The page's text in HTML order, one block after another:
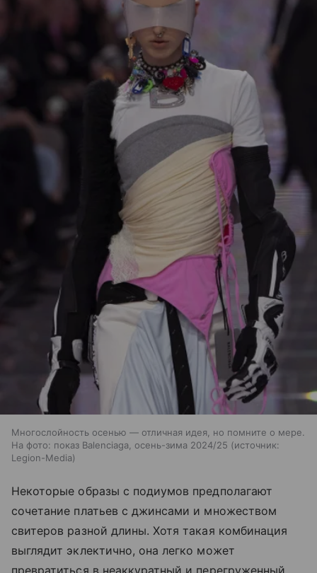
Многослойность осенью — отличная идея, но помните о мере.
На фото: показ Balenciaga, осень-зима 2024/25
источник:
Legion-Media
Некоторые образы с подиумов предполагают
сочетание платьев с джинсами и множеством
свитеров разной длины. Хотя такая комбинация
выглядит эклектично, она легко может